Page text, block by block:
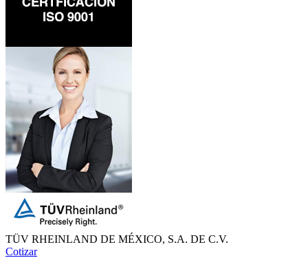
TÜV RHEINLAND DE MÉXICO, S.A. DE C.V.
Cotizar